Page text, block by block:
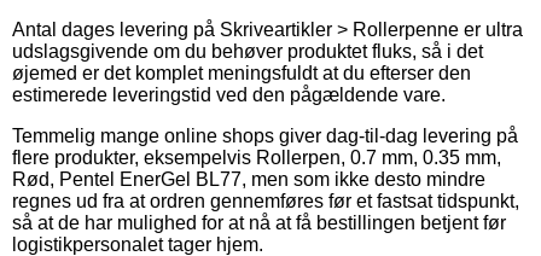
Antal dages levering på Skriveartikler > Rollerpenne er ultra
udslagsgivende om du behøver produktet fluks, så i det
øjemed er det komplet meningsfuldt at du efterser den
estimerede leveringstid ved den pågældende vare.
Temmelig mange online shops giver dag-til-dag levering på
flere produkter, eksempelvis Rollerpen, 0.7 mm, 0.35 mm,
Rød, Pentel EnerGel BL77, men som ikke desto mindre
regnes ud fra at ordren gennemføres før et fastsat tidspunkt,
så at de har mulighed for at nå at få bestillingen betjent før
logistikpersonalet tager hjem.